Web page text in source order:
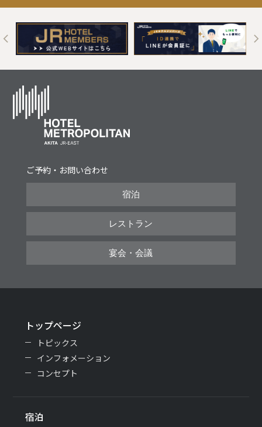
ご予約・お問い合わせ
宿泊
レストラン
宴会・会議
トップページ
トピックス
インフォメーション
コンセプト
宿泊